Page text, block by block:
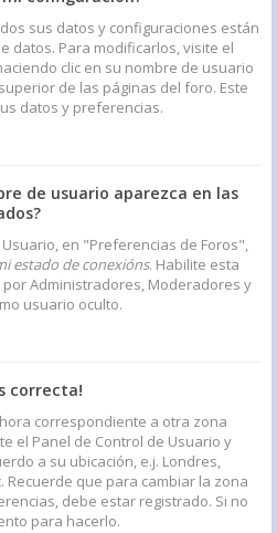
sus datos y configuraciones están
datos. Para modificarlos, visite el
clic en su nombre de usuario
de las páginas del foro. Este
datos y preferencias.
de usuario aparezca en las
en "Preferencias de Foros",
estado de conexións. Habilite esta
Administradores, Moderadores y
usuario oculto.
correcta!
correspondiente a otra zona
el Panel de Control de Usuario y
a su ubicación, e.j. Londres,
Recuerde que para cambiar la zona
debe estar registrado. Si no
para hacerlo.